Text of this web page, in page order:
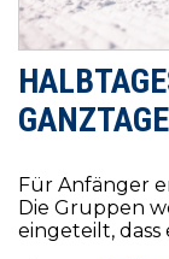
Für Anfänger
Die Gruppen
eingeteilt,